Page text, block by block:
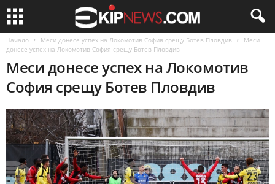
Начало Меси донесе успех на Локомотив София срещу Ботев Пловдив
Меси
донесе успех на Локомотив София срещу Ботев Пловдив
Меси донесе успех на Локомотив
София срещу Ботев Пловдив